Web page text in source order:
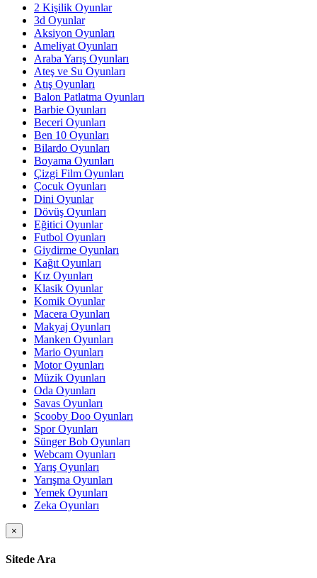
2 Kişilik Oyunlar
3d Oyunlar
Aksiyon Oyunları
Ameliyat Oyunları
Araba Yarış Oyunları
Ateş ve Su Oyunları
Atış Oyunları
Balon Patlatma Oyunları
Barbie Oyunları
Beceri Oyunları
Ben 10 Oyunları
Bilardo Oyunları
Boyama Oyunları
Çizgi Film Oyunları
Çocuk Oyunları
Dini Oyunlar
Dövüş Oyunları
Eğitici Oyunlar
Futbol Oyunları
Giydirme Oyunları
Kağıt Oyunları
Kız Oyunları
Klasik Oyunlar
Komik Oyunlar
Macera Oyunları
Makyaj Oyunları
Manken Oyunları
Mario Oyunları
Motor Oyunları
Müzik Oyunları
Oda Oyunları
Savas Oyunları
Scooby Doo Oyunları
Spor Oyunları
Sünger Bob Oyunları
Webcam Oyunları
Yarış Oyunları
Yarışma Oyunları
Yemek Oyunları
Zeka Oyunları
×
Sitede Ara